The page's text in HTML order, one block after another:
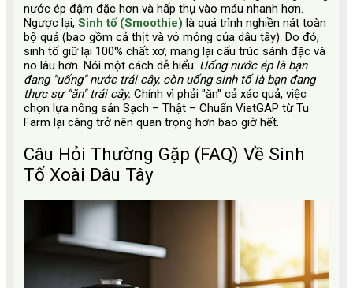
nước ép đậm đặc hơn và hấp thụ vào máu nhanh hơn.
Ngược lại, Sinh tố (Smoothie) là quá trình nghiền nát toàn
bộ quả (bao gồm cả thịt và vỏ mỏng của dâu tây). Do đó,
sinh tố giữ lại 100% chất xơ, mang lại cấu trúc sánh đặc và
no lâu hơn. Nói một cách dễ hiểu: Uống nước ép là bạn
đang "uống" nước trái cây, còn uống sinh tố là bạn đang
thực sự "ăn" trái cây. Chính vì phải "ăn" cả xác quả, việc
chọn lựa nông sản Sạch – Thật – Chuẩn VietGAP từ Tu
Farm lại càng trở nên quan trọng hơn bao giờ hết.
Câu Hỏi Thường Gặp (FAQ) Về Sinh
Tố Xoài Dâu Tây